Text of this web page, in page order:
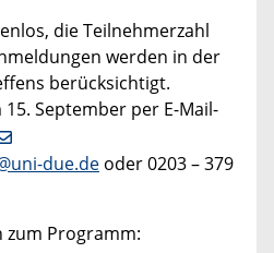
die Teilnehmerzahl
werden in der
berücksichtigt.
September per E-Mail-
due.de oder 0203 – 379
Programm: